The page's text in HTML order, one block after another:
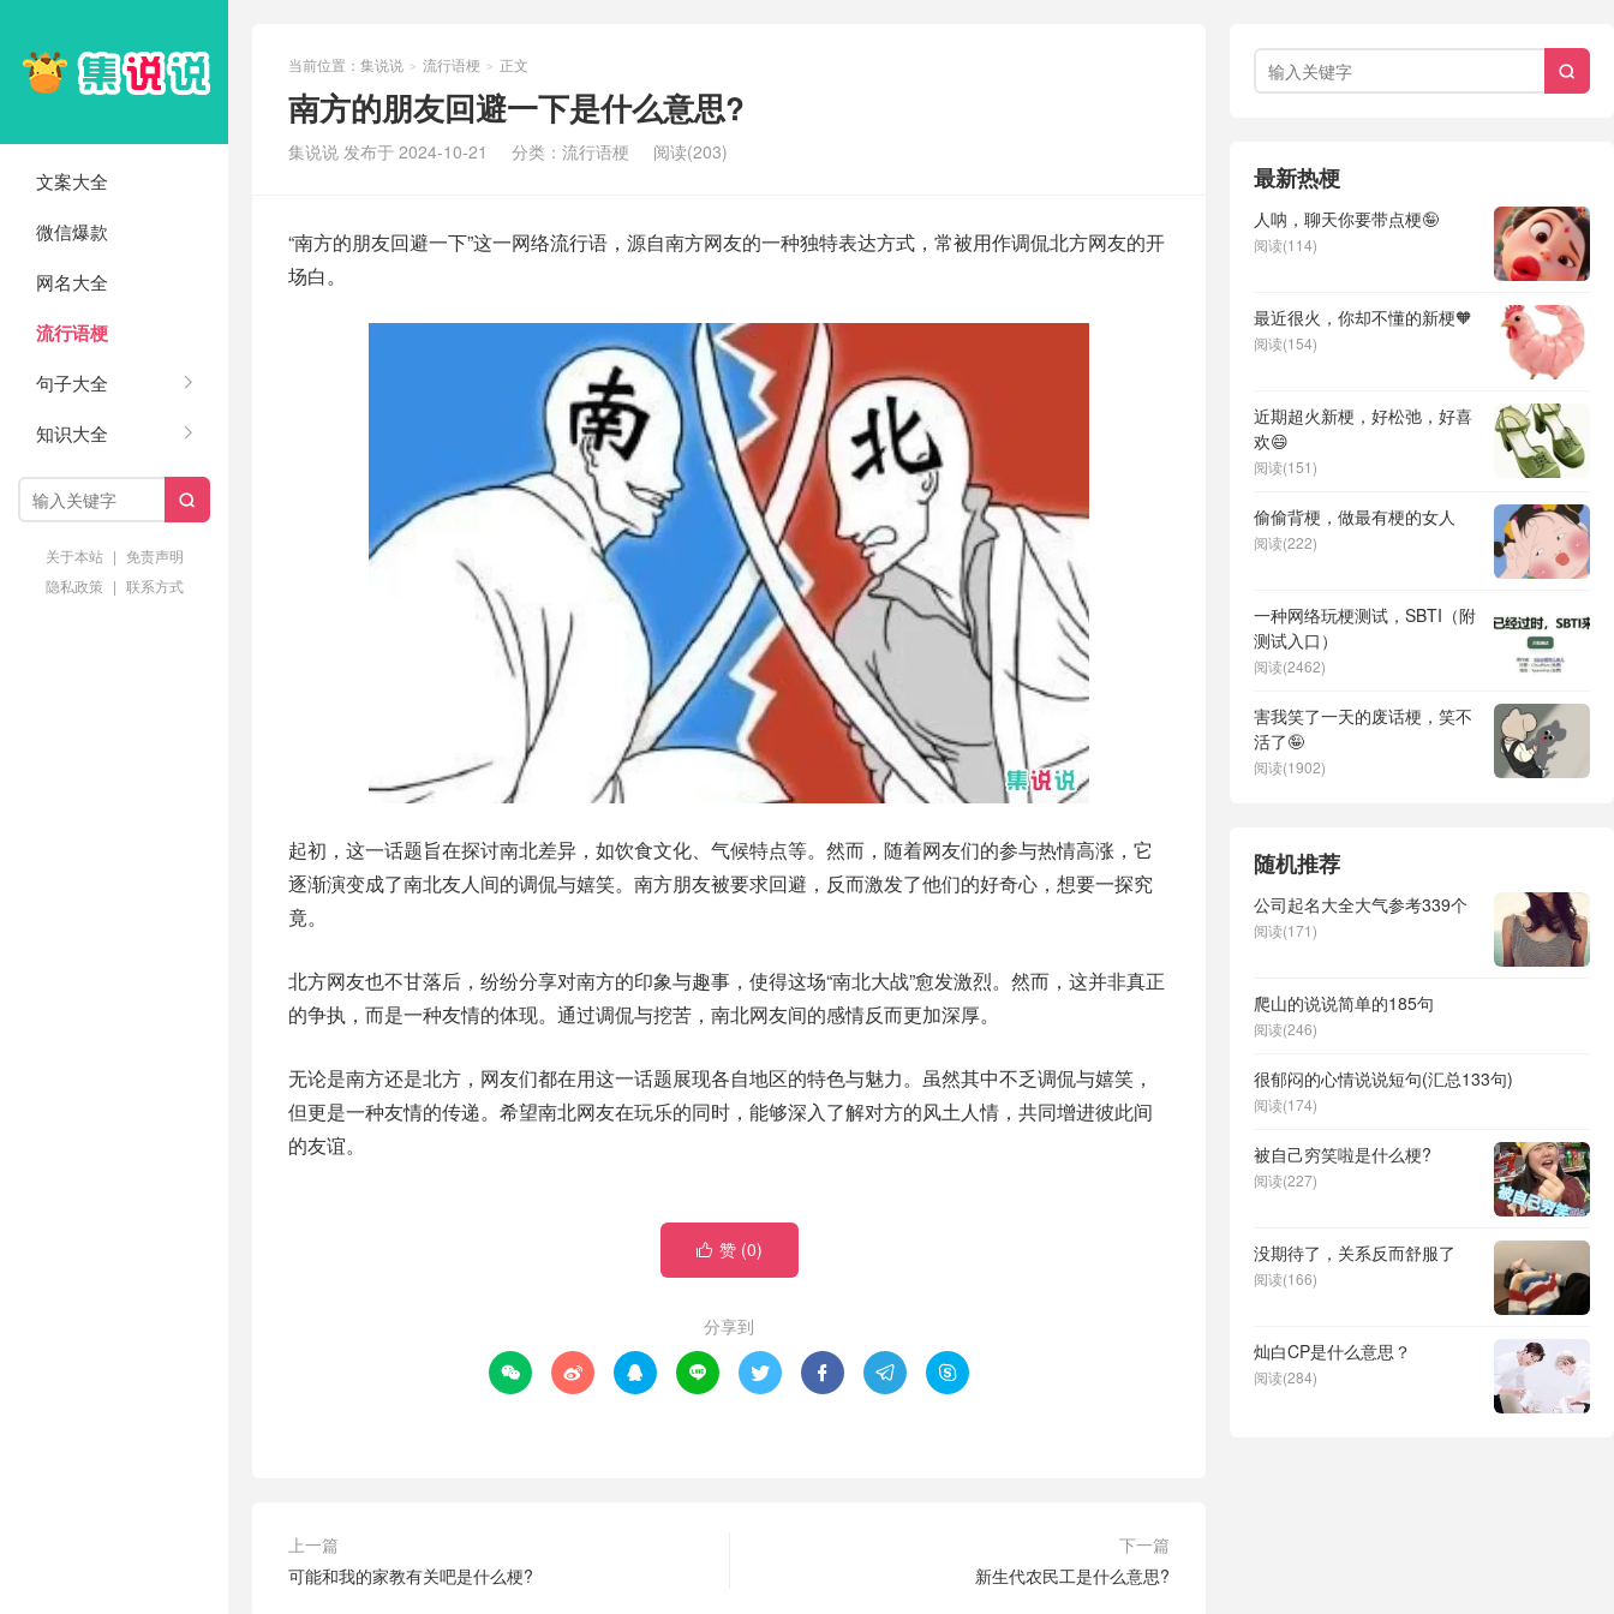
文案大全
微信爆款
网名大全
流行语梗
句子大全
知识大全

关于本站 | 免责声明
隐私政策 | 联系方式
当前位置： 集说说 > 流行语梗 > 正文
南方的朋友回避一下是什么意思?
集说说 发布于 2024-10-21 分类： 流行语梗 阅读(203)
“南方的朋友回避一下”这一网络流行语，源自南方网友的一种独特表达方式，常被用作调侃北方网友的开
场白。
起初，这一话题旨在探讨南北差异，如饮食文化、气候特点等。然而，随着网友们的参与热情高涨，它
逐渐演变成了南北友人间的调侃与嬉笑。南方朋友被要求回避，反而激发了他们的好奇心，想要一探究
竟。
北方网友也不甘落后，纷纷分享对南方的印象与趣事，使得这场“南北大战”愈发激烈。然而，这并非真正
的争执，而是一种友情的体现。通过调侃与挖苦，南北网友间的感情反而更加深厚。
无论是南方还是北方，网友们都在用这一话题展现各自地区的特色与魅力。虽然其中不乏调侃与嬉笑，
但更是一种友情的传递。希望南北网友在玩乐的同时，能够深入了解对方的风土人情，共同增进彼此间
的友谊。
 赞 (0)
分享到
       
上一篇
可能和我的家教有关吧是什么梗?
下一篇
新生代农民工是什么意思?

最新热梗
人呐，聊天你要带点梗🤪
阅读(114)
最近很火，你却不懂的新梗🧡
阅读(154)
近期超火新梗，好松弛，好喜
欢😄
阅读(151)
偷偷背梗，做最有梗的女人
阅读(222)
一种网络玩梗测试，SBTI（附
测试入口）
阅读(2462)
害我笑了一天的废话梗，笑不
活了🤪
阅读(1902)
随机推荐
公司起名大全大气参考339个
阅读(171)
爬山的说说简单的185句
阅读(246)
很郁闷的心情说说短句(汇总133句)
阅读(174)
被自己穷笑啦是什么梗?
阅读(227)
没期待了，关系反而舒服了
阅读(166)
灿白CP是什么意思？
阅读(284)